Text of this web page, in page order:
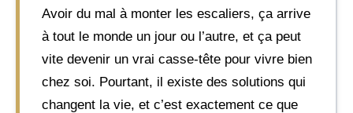
Avoir du mal à monter les escaliers, ça arrive
à tout le monde un jour ou l’autre, et ça peut
vite devenir un vrai casse-tête pour vivre bien
chez soi. Pourtant, il existe des solutions qui
changent la vie, et c’est exactement ce que